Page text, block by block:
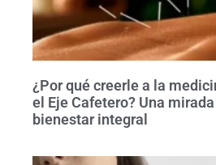
¿Por qué creerle a la
el Eje Cafetero? Una mirada
bienestar integral